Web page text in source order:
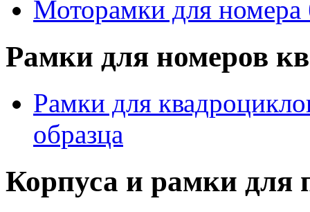
Моторамки для номера
Рамки для номеров
Рамки для
образца
Корпуса и рамки для